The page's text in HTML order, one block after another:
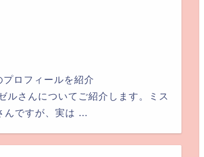
ロフィールを紹介
ルさんについてご紹介します。ミス
んですが、実は …